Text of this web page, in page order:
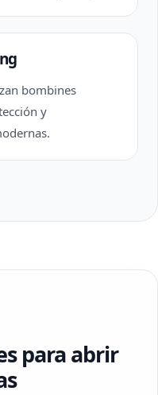
bombines
y
para abrir